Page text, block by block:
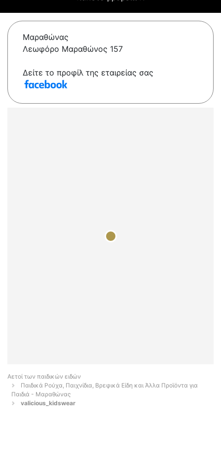
Μαραθώνας
Λεωφόρο Μαραθώνος 157
Δείτε το προφίλ της εταιρείας σας
Αετοί των παιδικών ειδών
Παιδικά Ρούχα, Παιχνίδια, Βρεφικά Είδη και Άλλα Προϊόντα για
Παιδιά - Μαραθώνας
valicious_kidswear